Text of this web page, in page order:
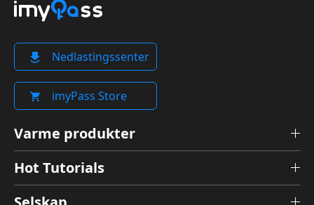
Nedlastingssenter
imyPass Store
Varme produkter
Hot Tutorials